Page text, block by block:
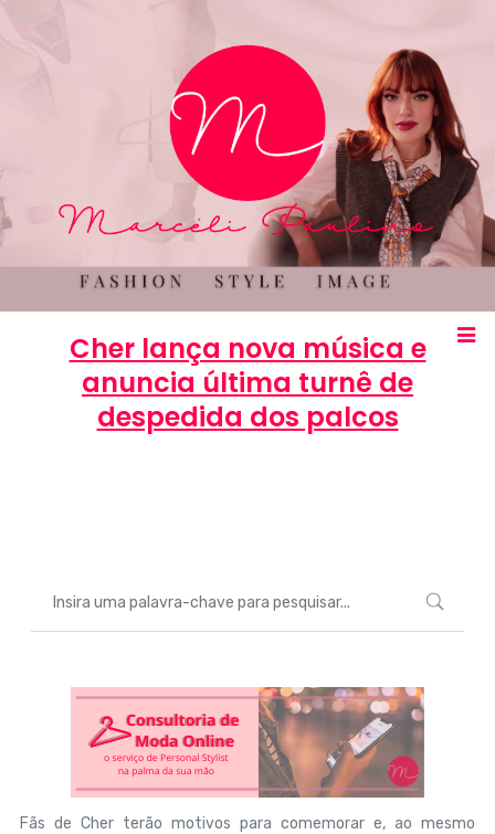
Cher lança nova música e
anuncia última turnê de
despedida dos palcos
Fãs de Cher terão motivos para comemorar e, ao mesmo